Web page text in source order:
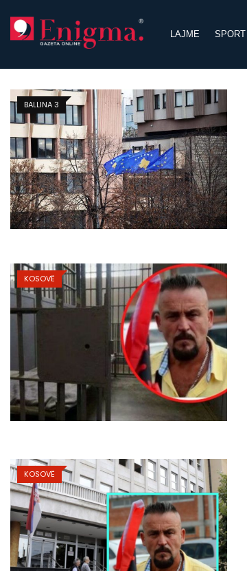
content
LAJME SPORT
BALLINA 3
KOSOVË
KOSOVË